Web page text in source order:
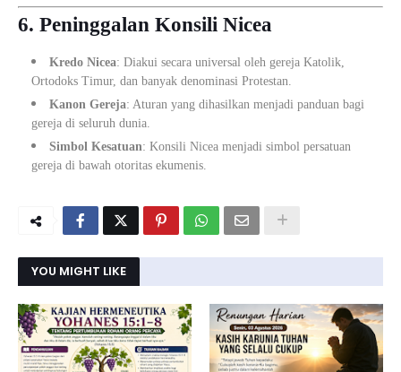
6. Peninggalan Konsili Nicea
Kredo Nicea: Diakui secara universal oleh gereja Katolik,
Ortodoks Timur, dan banyak denominasi Protestan.
Kanon Gereja: Aturan yang dihasilkan menjadi panduan bagi
gereja di seluruh dunia.
Simbol Kesatuan: Konsili Nicea menjadi simbol persatuan
gereja di bawah otoritas ekumenis.
YOU MIGHT LIKE